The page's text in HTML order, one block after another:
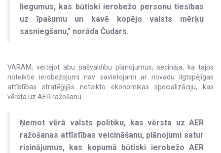
liegumus, kas būtiski ierobežo personu tiesības
uz īpašumu un kavē kopējo valsts mērķu
sasniegšanu," norāda Čudars.
VARAM, vērtējot abu pašvaldību plānojumus, secināja, ka tajos
noteiktie ierobežojumi nav savietojami ar novadu ilgtspējīgas
attīstības stratēģijās noteikto ekonomikas specializāciju, kas
vērsta uz AER ražošanu.
Ņemot vērā valsts politiku, kas vērsta uz AER
ražošanas attīstības veicināšanu, plānojumi satur
risinājumus, kas kopumā būtiski ierobežo AER